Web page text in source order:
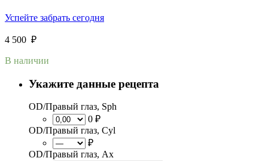
Успейте забрать сегодня
4 500 ₽
В наличии
Укажите данные рецепта
OD/Правый глаз, Sph
0 ₽
OD/Правый глаз, Cyl
₽
OD/Правый глаз, Ax